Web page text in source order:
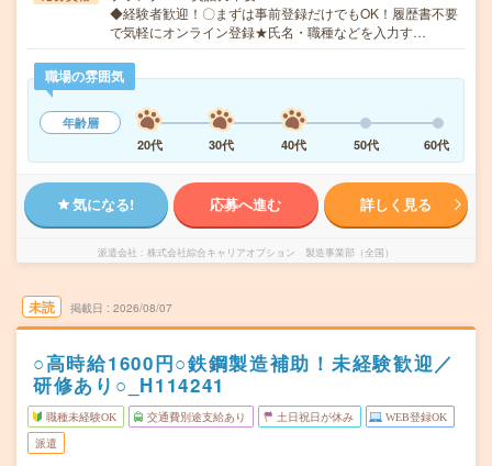
◆経験者歓迎！〇まずは事前登録だけでもOK！履歴書不要
で気軽にオンライン登録★氏名・職種などを入力す…
職場の雰囲気
年齢層
20代
30代 40代 50代 60代
気になる! 応募へ進む 詳しく見る
派遣会社 株式会社綜合キャリアオプション 製造事業部（全国）
未読 掲載日 2026/08/07
○高時給1600円○鉄鋼製造補助！未経験歓迎／
研修あり○_H114241
職種未経験OK 交通費別途支給あり 土日祝日が休み WEB登録OK
派遣